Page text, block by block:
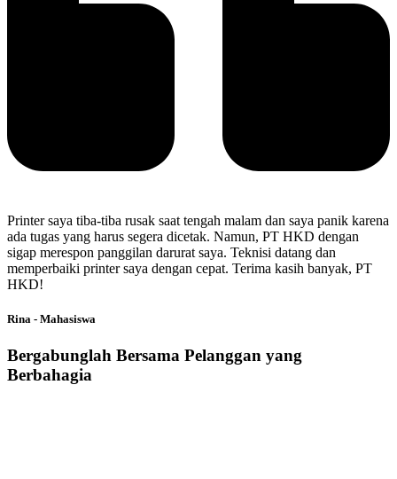
Printer saya tiba-tiba rusak saat tengah malam dan saya panik karena
ada tugas yang harus segera dicetak. Namun, PT HKD dengan
sigap merespon panggilan darurat saya. Teknisi datang dan
memperbaiki printer saya dengan cepat. Terima kasih banyak, PT
HKD!
Rina - Mahasiswa
Bergabunglah Bersama Pelanggan yang
Berbahagia